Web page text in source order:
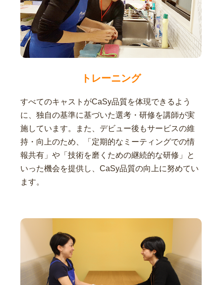
トレーニング
すべてのキャストがCaSy品質を体現できるよう
に、独自の基準に基づいた選考・研修を講師が実
施しています。また、デビュー後もサービスの維
持・向上のため、「定期的なミーティングでの情
報共有」や「技術を磨くための継続的な研修」と
いった機会を提供し、CaSy品質の向上に努めてい
ます。